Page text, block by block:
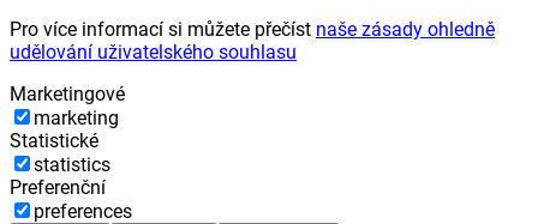
Pro více informací si můžete přečíst naše zásady ohledně
udělování uživatelského souhlasu
Marketingové
marketing
Statistické
statistics
Preferenční
preferences